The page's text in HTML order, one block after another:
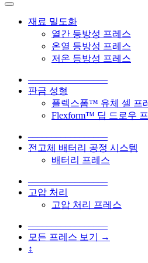
재료 밀도화
열간 등방성 프레스
온열 등방성 프레스
저온 등방성 프레스
–––––––––––––––––
판금 성형
플렉스폼™ 유체 셀 프
Flexform™ 딥 드로우
–––––––––––––––––
전고체 배터리 공정 시스템
배터리 프레스
–––––––––––––––––
고압 처리
고압 처리 프레스
–––––––––––––––––
모든 프레스 보기 →
↕